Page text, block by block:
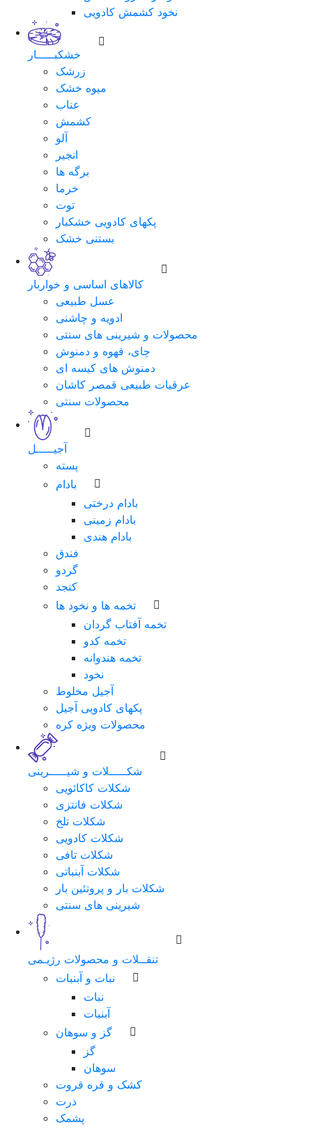
نخود کشمش کادویی
خشکبـــــار
زرشک
میوه خشک
عناب
کشمش
آلو
انجیر
برگه ها
خرما
توت
پکهای کادویی خشکبار
بستنی خشک
کالاهای اساسی و خواربار
عسل طبیعی
ادویه و چاشنی
محصولات و شیرینی های سنتی
چای، قهوه و دمنوش
دمنوش های کیسه ای
عرقیات طبیعی قمصر کاشان
محصولات سنتی
آجیـــــل
پسته
بادام
بادام درختی
بادام زمینی
بادام هندی
فندق
گردو
کنجد
تخمه ها و نخود ها
تخمه آفتاب گردان
تخمه کدو
تخمه هندوانه
نخود
آجیل مخلوط
پکهای کادویی آجیل
محصولات ویژه کره
شکـــــلات و شیـــــرینی
شکلات کاکائویی
شکلات فانتزی
شکلات تلخ
شکلات کادویی
شکلات تافی
شکلات آبنباتی
شکلات بار و پروتئین بار
شیرینی های سنتی
تنقــلات و محصولات رژیـمی
نبات و آبنبات
نبات
آبنبات
گز و سوهان
گز
سوهان
کشک و قره قروت
ذرت
پشمک